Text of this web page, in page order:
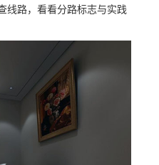
线路，看看分路标志与实践